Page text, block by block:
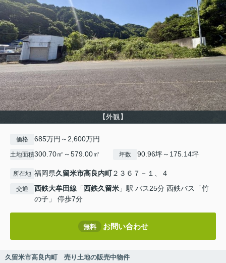
【外観】
価格 685万円～2,600万円
土地面積300.70㎡～579.00㎡ 坪数 90.96坪～175.14坪
所在地 福岡県久留米市高良内町２３６７－１、４
交通 西鉄大牟田線 「西鉄久留米 」駅 バス25分 西鉄バス「竹
の子」 停歩7分
無料 お問い合わせ
久留米市高良内町 売り土地の販売中物件